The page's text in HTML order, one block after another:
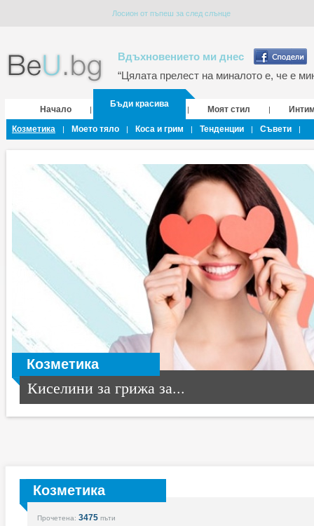
Лосион от пъпеш за след слънце
Вдъхновението ми днес
“Цялата прелест на миналото е, че е
Начало |
Бъди красива
| Моят стил |
Козметика
| Моето тяло | Коса и грим | Тенденции | Съвети |
Козметика
Киселини за грижа за...
Козметика
Прочетена: 3475 пъти